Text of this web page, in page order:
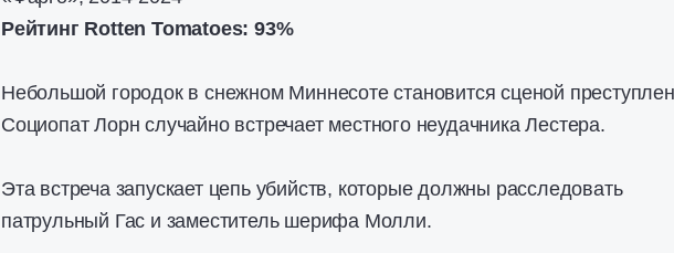
Рейтинг Rotten Tomatoes: 93%
Небольшой городок в снежном Миннесоте становится сценой
Социопат Лорн случайно встречает местного неудачника Лестера.
Эта встреча запускает цепь убийств, которые должны расследовать
патрульный Гас и заместитель шерифа Молли.